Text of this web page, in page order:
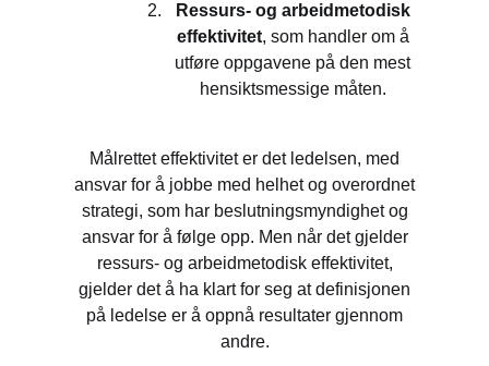
Ressurs- og arbeidmetodisk
effektivitet, som handler om å
utføre oppgavene på den mest
hensiktsmessige måten.
Målrettet effektivitet er det ledelsen, med
ansvar for å jobbe med helhet og overordnet
strategi, som har beslutningsmyndighet og
ansvar for å følge opp. Men når det gjelder
ressurs- og arbeidmetodisk effektivitet,
gjelder det å ha klart for seg at definisjonen
på ledelse er å oppnå resultater gjennom
andre.